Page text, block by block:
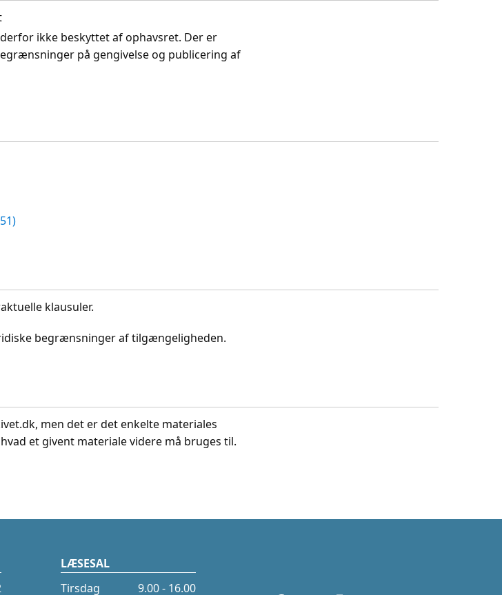
ikke beskyttet af ophavsret. Der er
på gengivelse og publicering af
klausuler.
begrænsninger af tilgængeligheden.
men det er det enkelte materiales
et givent materiale videre må bruges til.
LÆSESAL
Tirsdag
9.00 - 16.00